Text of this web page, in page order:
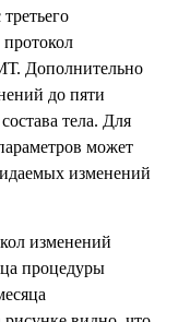
Дополнительно
до пяти
тела. Для
может
изменений
изменений
процедуры